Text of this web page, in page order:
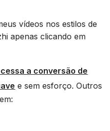
vídeos nos estilos de
apenas clicando em
a conversão de
e sem esforço. Outros